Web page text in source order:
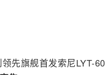
先旗舰首发索尼LYT-